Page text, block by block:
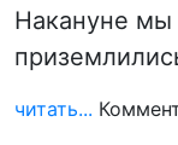
Накануне мы
читать...